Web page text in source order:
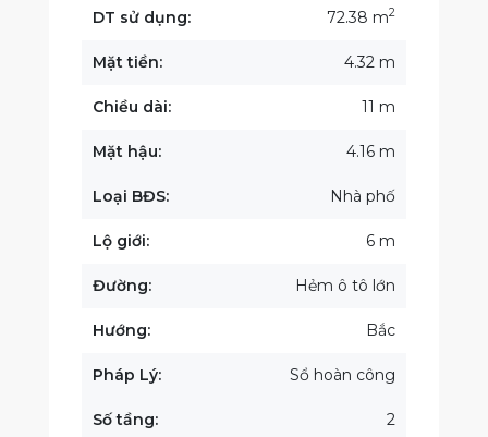
DT sử dụng: 72.38 m2
Mặt tiền: 4.32 m
Chiều dài: 11 m
Mặt hậu: 4.16 m
Loại BĐS: Nhà phố
Lộ giới: 6 m
Đường: Hẻm ô tô lớn
Hướng: Bắc
Pháp Lý: Sổ hoàn công
Số tầng: 2